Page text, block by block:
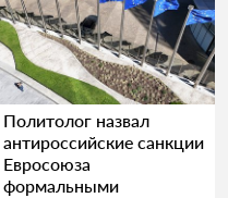
Политолог назвал
антироссийские санкции
Евросоюза
формальными